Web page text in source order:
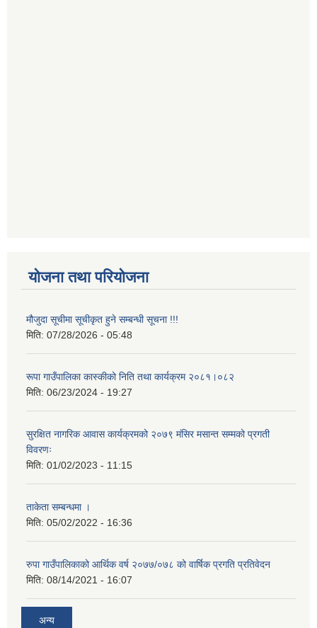
योजना तथा परियोजना
मौजुदा सूचीमा सूचीकृत हुने सम्बन्धी सूचना !!!
मिति: 07/28/2026 - 05:48
रूपा गाउँपालिका कास्कीको निति तथा कार्यक्रम २०८१।०८२
मिति: 06/23/2024 - 19:27
सुरक्षित नागरिक आवास कार्यक्रमको २०७९ मंसिर मसान्त सम्मको प्रगती
विवरणः
मिति: 01/02/2023 - 11:15
ताकेता सम्बन्धमा ।
मिति: 05/02/2022 - 16:36
रुपा गाउँपालिकाको आर्थिक वर्ष २०७७/०७८ को वार्षिक प्रगति प्रतिवेदन
मिति: 08/14/2021 - 16:07
अन्य